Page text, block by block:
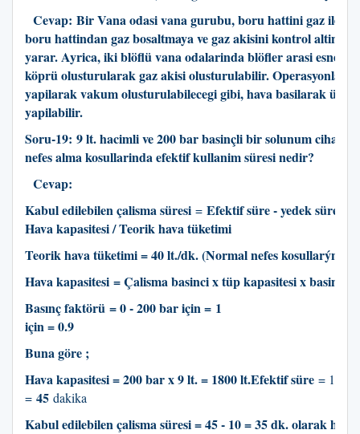
Cevap: Bir Vana odasi vana gurubu, boru hattini gaz ile
boru hattindan gaz bosaltmaya ve gaz akisini kontrol altinda
yarar. Ayrica, iki blöflü vana odalarinda blöfler arasi esnek
köprü olusturularak gaz akisi olusturulabilir. Operasyonlar
yapilarak vakum olusturulabilecegi gibi, hava basilarak
yapilabilir.
Soru-19: 9 lt. hacimli ve 200 bar basinçli bir solunum
nefes alma kosullarinda efektif kullanim süresi nedir?
Cevap:
Kabul edilebilen çalisma süresi = Efektif süre - yedek
Hava kapasitesi / Teorik hava tüketimi
Teorik hava tüketimi = 40 lt./dk. (Normal nefes kosullarýnda)
Hava kapasitesi = Çalisma basinci x tüp kapasitesi x basinç
Basınç faktörü = 0 - 200 bar için = 1 = 200
için = 0.9
Buna göre ;
Hava kapasitesi = 200 bar x 9 lt. = 1800 lt.Efektif süre = 1800
= 45 dakika
Kabul edilebilen çalisma süresi = 45 - 10 = 35 dk. olarak